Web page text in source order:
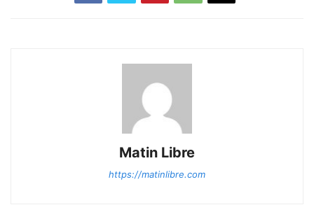
Matin Libre
https://matinlibre.com